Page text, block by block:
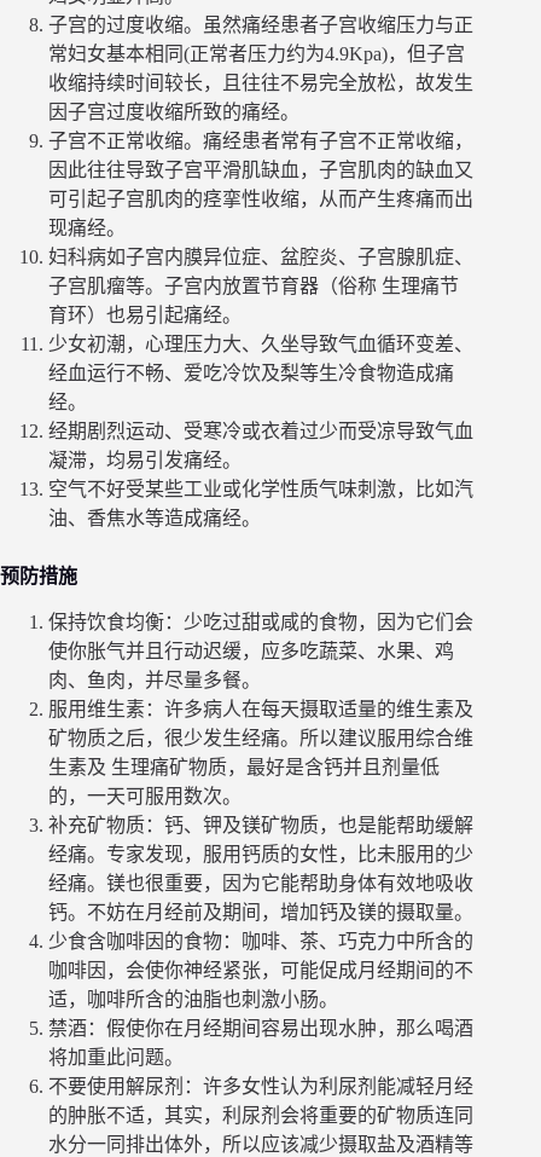
子宫的过度收缩。虽然痛经患者子宫收缩压力与正
常妇女基本相同(正常者压力约为4.9Kpa)，但子宫
收缩持续时间较长，且往往不易完全放松，故发生
因子宫过度收缩所致的痛经。
子宫不正常收缩。痛经患者常有子宫不正常收缩，
因此往往导致子宫平滑肌缺血，子宫肌肉的缺血又
可引起子宫肌肉的痉挛性收缩，从而产生疼痛而出
现痛经。
妇科病如子宫内膜异位症、盆腔炎、子宫腺肌症、
子宫肌瘤等。子宫内放置节育器（俗称 生理痛节
育环）也易引起痛经。
少女初潮，心理压力大、久坐导致气血循环变差、
经血运行不畅、爱吃冷饮及梨等生冷食物造成痛
经。
经期剧烈运动、受寒冷或衣着过少而受凉导致气血
凝滞，均易引发痛经。
空气不好受某些工业或化学性质气味刺激，比如汽
油、香焦水等造成痛经。
预防措施
保持饮食均衡：少吃过甜或咸的食物，因为它们会
使你胀气并且行动迟缓，应多吃蔬菜、水果、鸡
肉、鱼肉，并尽量多餐。
服用维生素：许多病人在每天摄取适量的维生素及
矿物质之后，很少发生经痛。所以建议服用综合维
生素及 生理痛矿物质，最好是含钙并且剂量低
的，一天可服用数次。
补充矿物质：钙、钾及镁矿物质，也是能帮助缓解
经痛。专家发现，服用钙质的女性，比未服用的少
经痛。镁也很重要，因为它能帮助身体有效地吸收
钙。不妨在月经前及期间，增加钙及镁的摄取量。
少食含咖啡因的食物：咖啡、茶、巧克力中所含的
咖啡因，会使你神经紧张，可能促成月经期间的不
适，咖啡所含的油脂也刺激小肠。
禁酒：假使你在月经期间容易出现水肿，那么喝酒
将加重此问题。
不要使用解尿剂：许多女性认为利尿剂能减轻月经
的肿胀不适，其实，利尿剂会将重要的矿物质连同
水分一同排出体外，所以应该减少摄取盐及酒精等